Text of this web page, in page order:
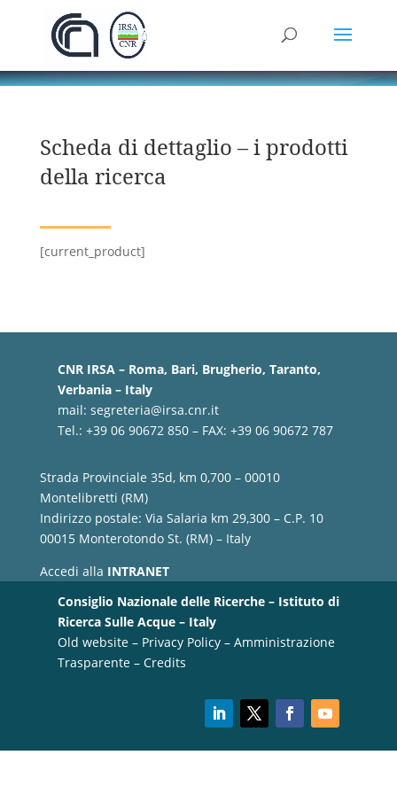
Scheda di dettaglio – i prodotti
della ricerca
[current_product]
CNR IRSA – Roma, Bari, Brugherio, Taranto,
Verbania – Italy
mail: segreteria@irsa.cnr.it
Tel.: +39 06 90672 850 – FAX: +39 06 90672 787
Strada Provinciale 35d, km 0,700 – 00010
Montelibretti (RM)
Indirizzo postale: Via Salaria km 29,300 – C.P. 10
00015 Monterotondo St. (RM) – Italy
Accedi alla INTRANET
Consiglio Nazionale delle Ricerche – Istituto di
Ricerca Sulle Acque – Italy
Old website– Privacy Policy– Amministrazione
Trasparente– Credits